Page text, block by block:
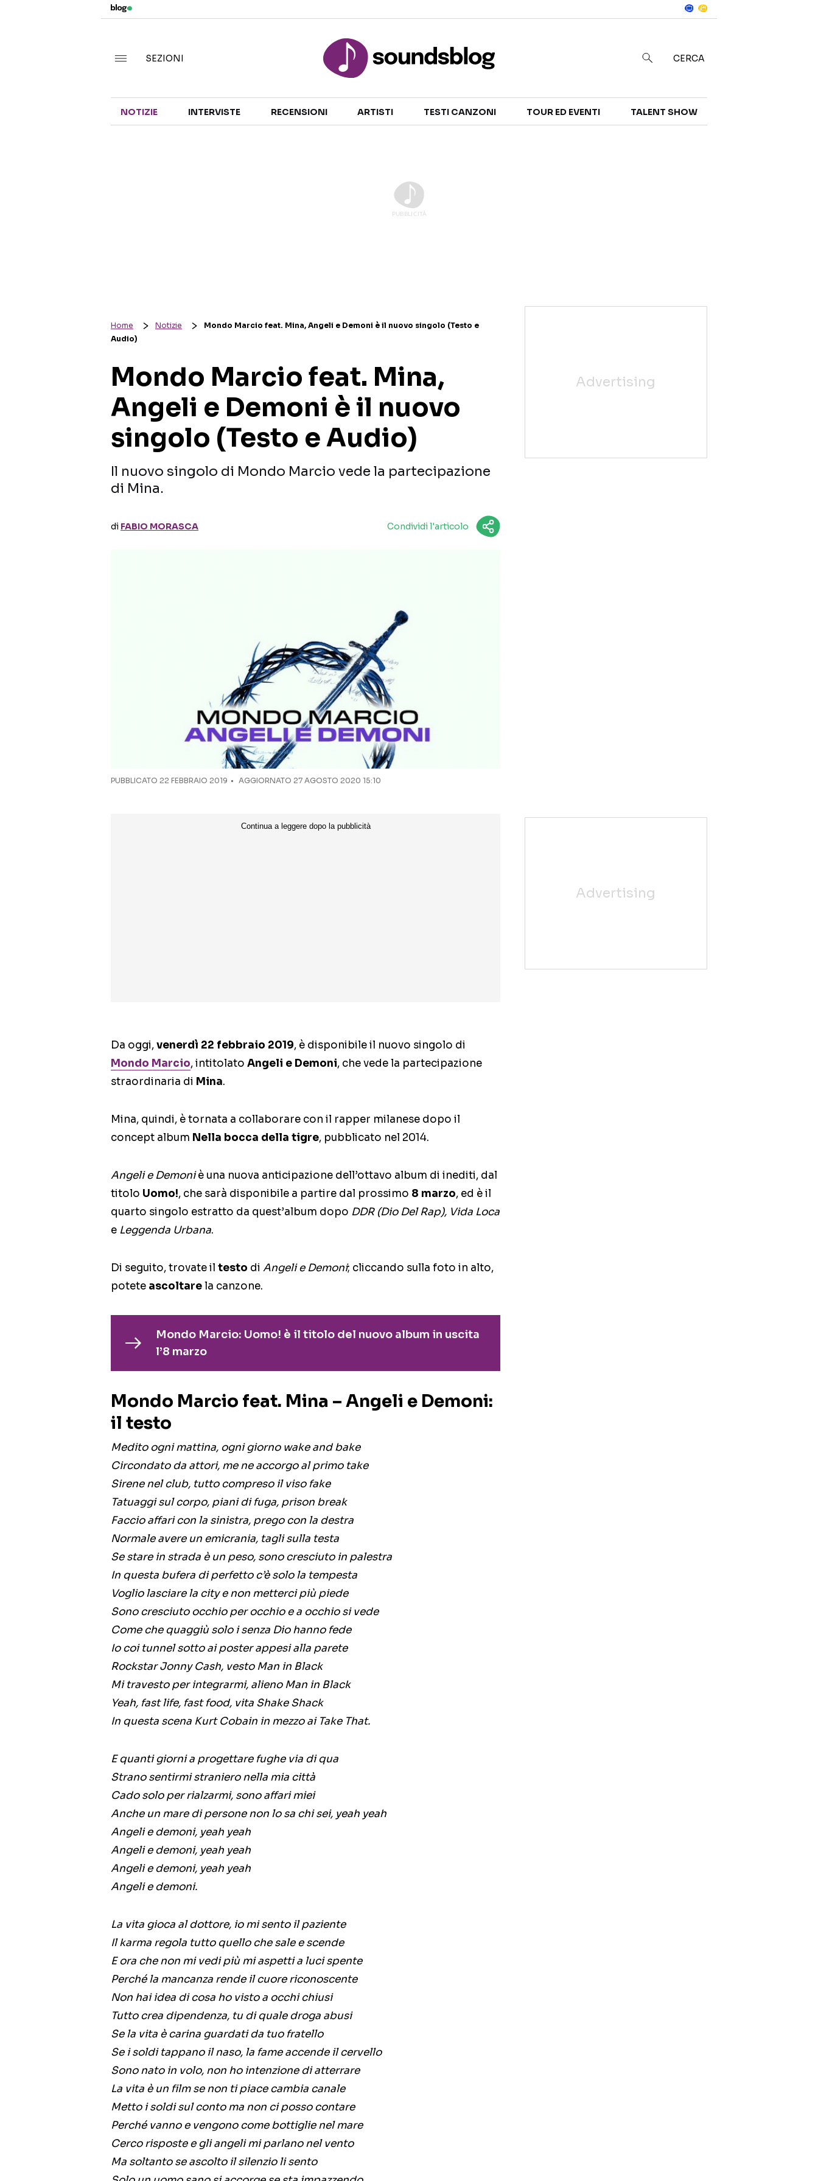
TALENT SHOW
SEZIONI CERCA
NOTIZIE INTERVISTE RECENSIONI ARTISTI TESTI CANZONI TOUR ED EVENTI TALENT SHOW
Home Notizie
Mondo Marcio feat. Mina, Angeli e Demoni è il nuovo singolo (Testo e
Audio)
Mondo Marcio feat. Mina,
Angeli e Demoni è il nuovo
singolo (Testo e Audio)
Il nuovo singolo di Mondo Marcio vede la partecipazione
di Mina.
di FABIO MORASCA Condividi l'articolo
PUBBLICATO 22 FEBBRAIO 2019 AGGIORNATO 27 AGOSTO 2020 15:10
Da oggi,venerdì 22 febbraio 2019, è disponibile il nuovo singolo di
Mondo Marcio, intitolato Angeli e Demoni, che vede la partecipazione
straordinaria di Mina.
Mina, quindi, è tornata a collaborare con il rapper milanese dopo il
concept album Nella bocca della tigre, pubblicato nel 2014.
Angeli e Demoniè una nuova anticipazione dell’ottavo album di inediti, dal
titolo Uomo!, che sarà disponibile a partire dal prossimo 8 marzo, ed è il
quarto singolo estratto da quest’album dopo DDR (Dio Del Rap), Vida Loca
e Leggenda Urbana.
Di seguito, trovate il testo di Angeli e Demoni; cliccando sulla foto in alto,
potete ascoltarela canzone.
Mondo Marcio: Uomo! è il titolo del nuovo album in uscita
l’8 marzo
Mondo Marcio feat. Mina – Angeli e Demoni:
il testo
Medito ogni mattina, ogni giorno wake and bake
Circondato da attori, me ne accorgo al primo take
Sirene nel club, tutto compreso il viso fake
Tatuaggi sul corpo, piani di fuga, prison break
Faccio affari con la sinistra, prego con la destra
Normale avere un emicrania, tagli sulla testa
Se stare in strada è un peso, sono cresciuto in palestra
In questa bufera di perfetto c’è solo la tempesta
Voglio lasciare la city e non metterci più piede
Sono cresciuto occhio per occhio e a occhio si vede
Come che quaggiù solo i senza Dio hanno fede
Io coi tunnel sotto ai poster appesi alla parete
Rockstar Jonny Cash, vesto Man in Black
Mi travesto per integrarmi, alieno Man in Black
Yeah, fast life, fast food, vita Shake Shack
In questa scena Kurt Cobain in mezzo ai Take That.
E quanti giorni a progettare fughe via di qua
Strano sentirmi straniero nella mia città
Cado solo per rialzarmi, sono affari miei
Anche un mare di persone non lo sa chi sei, yeah yeah
Angeli e demoni, yeah yeah
Angeli e demoni, yeah yeah
Angeli e demoni, yeah yeah
Angeli e demoni.
La vita gioca al dottore, io mi sento il paziente
Il karma regola tutto quello che sale e scende
E ora che non mi vedi più mi aspetti a luci spente
Perché la mancanza rende il cuore riconoscente
Non hai idea di cosa ho visto a occhi chiusi
Tutto crea dipendenza, tu di quale droga abusi
Se la vita è carina guardati da tuo fratello
Se i soldi tappano il naso, la fame accende il cervello
Sono nato in volo, non ho intenzione di atterrare
La vita è un film se non ti piace cambia canale
Metto i soldi sul conto ma non ci posso contare
Perché vanno e vengono come bottiglie nel mare
Cerco risposte e gli angeli mi parlano nel vento
Ma soltanto se ascolto il silenzio li sento